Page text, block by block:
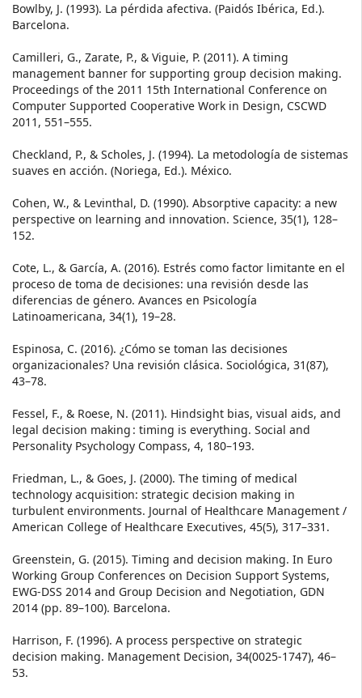
Bowlby, J. (1993). La pérdida afectiva. (Paidós Ibérica, Ed.).
Barcelona.
Camilleri, G., Zarate, P., & Viguie, P. (2011). A timing
management banner for supporting group decision making.
Proceedings of the 2011 15th International Conference on
Computer Supported Cooperative Work in Design, CSCWD
2011, 551–555.
Checkland, P., & Scholes, J. (1994). La metodología de sistemas
suaves en acción. (Noriega, Ed.). México.
Cohen, W., & Levinthal, D. (1990). Absorptive capacity: a new
perspective on learning and innovation. Science, 35(1), 128–
152.
Cote, L., & García, A. (2016). Estrés como factor limitante en el
proceso de toma de decisiones: una revisión desde las
diferencias de género. Avances en Psicología
Latinoamericana, 34(1), 19–28.
Espinosa, C. (2016). ¿Cómo se toman las decisiones
organizacionales? Una revisión clásica. Sociológica, 31(87),
43–78.
Fessel, F., & Roese, N. (2011). Hindsight bias, visual aids, and
legal decision making : timing is everything. Social and
Personality Psychology Compass, 4, 180–193.
Friedman, L., & Goes, J. (2000). The timing of medical
technology acquisition: strategic decision making in
turbulent environments. Journal of Healthcare Management /
American College of Healthcare Executives, 45(5), 317–331.
Greenstein, G. (2015). Timing and decision making. In Euro
Working Group Conferences on Decision Support Systems,
EWG-DSS 2014 and Group Decision and Negotiation, GDN
2014 (pp. 89–100). Barcelona.
Harrison, F. (1996). A process perspective on strategic
decision making. Management Decision, 34(0025-1747), 46–
53.